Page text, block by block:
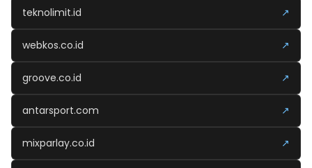
teknolimit.id ↗
webkos.co.id ↗
groove.co.id ↗
antarsport.com ↗
mixparlay.co.id ↗